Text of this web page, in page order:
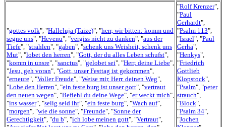
"gottes volk", "Halleluja (Taize)", "herr, wir bitten: komm und
segne uns", "Hevenu", "vergiss nicht zu danken", "aus der
Tiefe", "strahlen", "gaben", "schenk uns Weisheit, schenk uns
Mut", "lobet den herren", "Gott, der du alles Leben schufst",
"komm in unsre", "sanctus", "gelobet sei", "Herr, deine Liebe",
"Jesu, geh voran", "Gott, unser Festtag ist gekommen",
"erneure", "Voller Freude", "Weise mir, Herr, deinen Weg",
"Lobe den Herren", "ein feste burg ist unser gott", "vertraut
den neuen wegen", "Befiehl du deine Wege", "er weckt mich",
"ins wasser", "selig seid ihr", "ein feste burg", "Wach auf",
"morgen", "wie die sonne", "Freunde", "Sonne der
Gerechtigkeit", "du b", "ich lobe meinen gott", "Vertraut",
"Rolf Krenzer",
"Paul
Gerhardt",
"Psalm 113",
"Israel", "Paul
Gerha",
"Henkys",
"Friedrich
Gottlieb
Klopstock",
"Psalm", "peter
strauch",
"Block",
"Psalm 34",
"Jochen